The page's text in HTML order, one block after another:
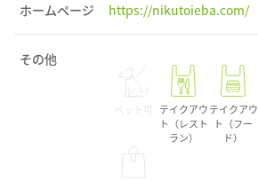
ホームページ https://nikutoieba.com/
その他
ペット可 テイクアウ
ト（レスト
ラン）
テイクアウ
ト（フー
ド）